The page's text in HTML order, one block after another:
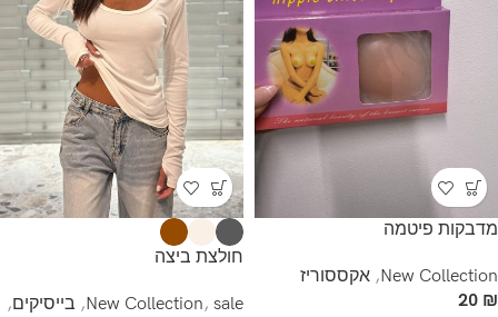
מדבקות פיטמה
New Collection
, אקססוריז
20 ₪
חולצת ביצה
New Collection, sale
, בייסיקים,